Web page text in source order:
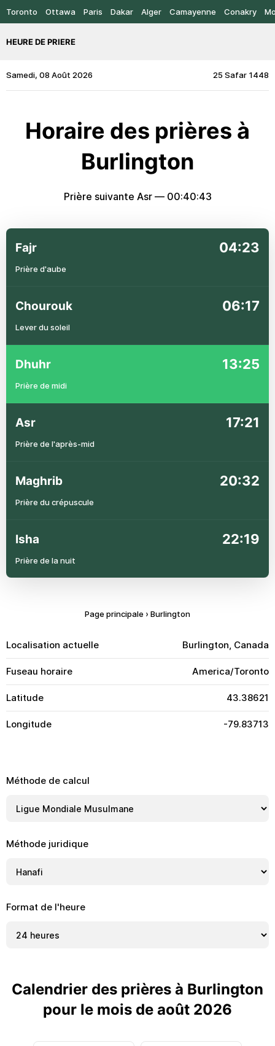
Toronto Ottawa Paris Dakar Alger Camayenne Conakry
HEURE DE PRIERE
Samedi, 08 Août 2026 25 Safar 1448
Horaire des prières à
Burlington
Prière suivante Asr — 00:40:43
Fajr 04:23
Prière d'aube
Chourouk 06:17
Lever du soleil
Dhuhr 13:25
Prière de midi
Asr 17:21
Prière de l'après-mid
Maghrib 20:32
Prière du crépuscule
Isha 22:19
Prière de la nuit
Page principale › Burlington
Localisation actuelle Burlington, Canada
Fuseau horaire America/Toronto
Latitude 43.38621
Longitude -79.83713
Méthode de calcul
Méthode juridique
Format de l'heure
Calendrier des prières à Burlington
pour le mois de août 2026